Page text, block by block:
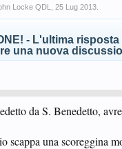
Locke QDL 25 Lug 2013
- L'ultima
una nuova
da S. Benedetto,
scappa una scoreggina